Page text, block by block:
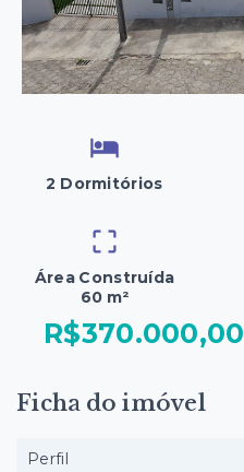
2 Dormitórios
Área Construída
60 m²
R$370.000,00
Ficha do imóvel
Perfil